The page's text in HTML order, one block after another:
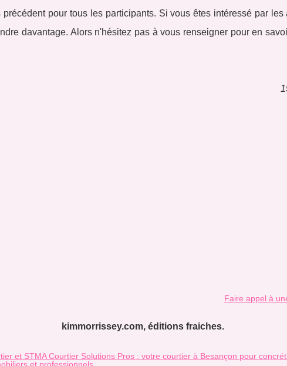
pour tous les participants. Si vous êtes intéressé par les
davantage. Alors n'hésitez pas à vous renseigner pour en
Faire appel à
kimmorrissey.com, éditions fraiches.
et STMA Courtier Solutions Pros : votre courtier à Besançon pour